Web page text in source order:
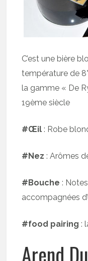
C’est une bière
température de
la gamme « De
19ème siècle
#Œil : Robe
#Nez : Arômes
#Bouche :
accompagnées
#food pairing :
Arend